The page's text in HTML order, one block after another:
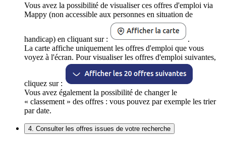
Vous avez la possibilité de visualiser ces offres d'emploi via
Mappy (non accessible aux personnes en situation de
handicap) en cliquant sur :
.
La carte affiche uniquement les offres d'emploi que vous
voyez à l'écran. Pour visualiser les offres d'emploi suivantes,
cliquez sur :
Vous avez également la possibilité de changer le
« classement » des offres : vous pouvez par exemple les trier
par date.
4. Consulter les offres issues de votre recherche